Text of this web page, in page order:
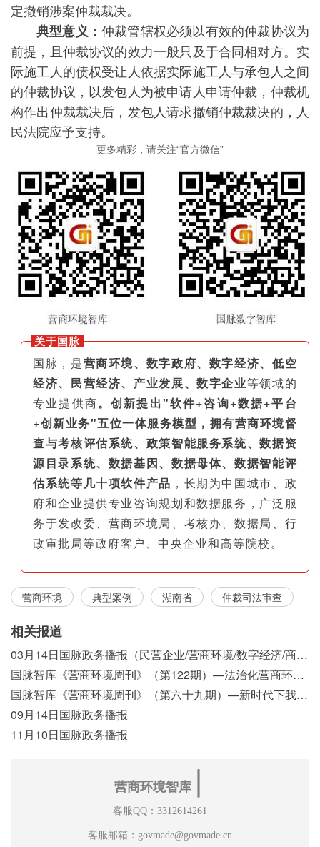
定撤销涉案仲裁裁决。
典型意义： 仲裁管辖权必须以有效的仲裁协议为
前提，且仲裁协议的效力一般只及于合同相对方。实
际施工人的债权受让人依据实际施工人与承包人之间
的仲裁协议，以发包人为被申请人申请仲裁，仲裁机
构作出仲裁裁决后，发包人请求撤销仲裁裁决的，人
民法院应予支持。
更多精彩，请关注“官方微信”
关于国脉
国脉，是营商环境、数字政府、数字经济、低空
经济、民营经济、产业发展、数字企业等领域的
专业提供商。创新提出"软件+咨询+数据+平台
+创新业务"五位一体服务模型，拥有营商环境督
查与考核评估系统、政策智能服务系统、数据资
源目录系统、数据基因、数据母体、数据智能评
估系统等几十项软件产品 ，长期为中国城市、政
府和企业提供专业咨询规划和数据服务，广泛服
务于发改委、营商环境局、考核办、数据局、行
政审批局等政府客户、中央企业和高等院校。
营商环境 典型案例 湖南省 仲裁司法审查
相关报道
03月14日国脉政务播报（民营企业/营商环境/数字经济/商事制度改革）
国脉智库《营商环境周刊》（第122期）—法治化营商环境视域下我国行政执法公示制度浅析
国脉智库《营商环境周刊》（第六十九期）—新时代下我国营商环境标准体系构建初探
09月14日国脉政务播报
11月10日国脉政务播报
营商环境智库
客服QQ：3312614261
客服邮箱：govmade@govmade.cn